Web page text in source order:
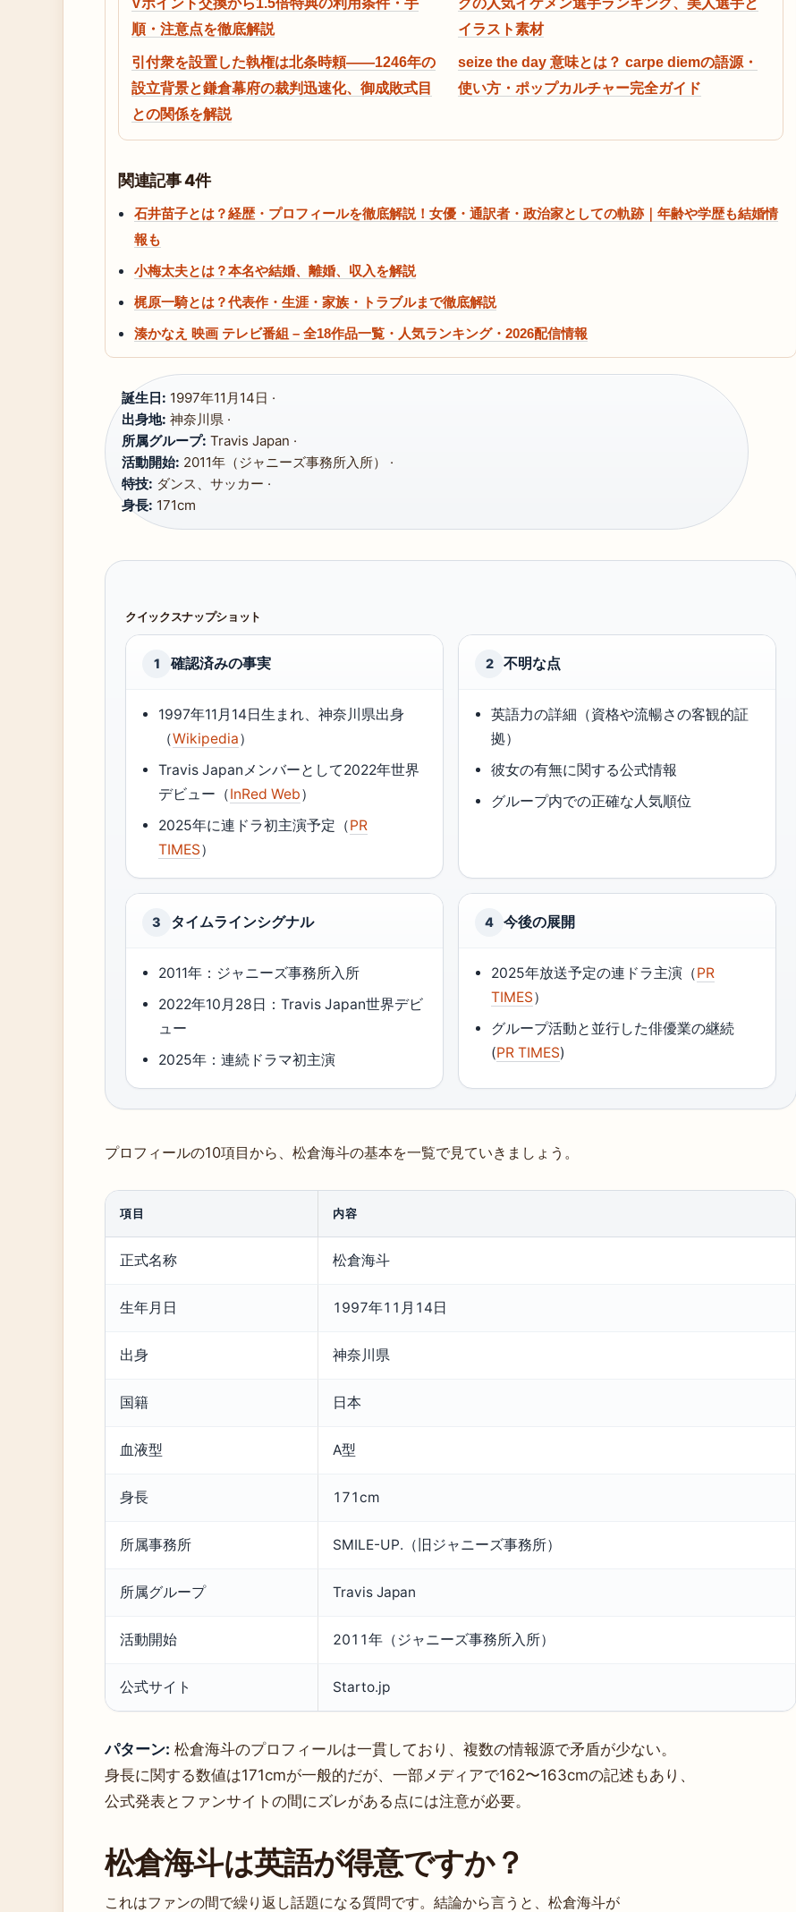
Vポイント交換から1.5倍特典の利用条件・手
順・注意点を徹底解説
グの人気イケメン選手ランキング、美人選手と
イラスト素材
引付衆を設置した執権は北条時頼——1246年の
設立背景と鎌倉幕府の裁判迅速化、御成敗式目
との関係を解説
seize the day 意味とは？ carpe diemの語源・
使い方・ポップカルチャー完全ガイド
関連記事 4件
石井苗子とは？経歴・プロフィールを徹底解説！女優・通訳者・政治家としての軌跡｜年齢や学歴も結婚情
報も
小梅太夫とは？本名や結婚、離婚、収入を解説
梶原一騎とは？代表作・生涯・家族・トラブルまで徹底解説
湊かなえ 映画 テレビ番組 – 全18作品一覧・人気ランキング・2026配信情報
誕生日: 1997年11月14日 ·
出身地: 神奈川県 ·
所属グループ: Travis Japan ·
活動開始: 2011年（ジャニーズ事務所入所） ·
特技: ダンス、サッカー ·
身長: 171cm
クイックスナップショット
1 確認済みの事実
1997年11月14日生まれ、神奈川県出身
（Wikipedia）
Travis Japanメンバーとして2022年世界
デビュー（InRed Web）
2025年に連ドラ初主演予定（PR
TIMES）
2 不明な点
英語力の詳細（資格や流暢さの客観的証
拠）
彼女の有無に関する公式情報
グループ内での正確な人気順位
3 タイムラインシグナル
2011年：ジャニーズ事務所入所
2022年10月28日：Travis Japan世界デビ
ュー
2025年：連続ドラマ初主演
4 今後の展開
2025年放送予定の連ドラ主演（PR
TIMES）
グループ活動と並行した俳優業の継続
(PR TIMES)
プロフィールの10項目から、松倉海斗の基本を一覧で見ていきましょう。
項目 内容
正式名称 松倉海斗
生年月日 1997年11月14日
出身 神奈川県
国籍 日本
血液型 A型
身長 171cm
所属事務所 SMILE-UP.（旧ジャニーズ事務所）
所属グループ Travis Japan
活動開始 2011年（ジャニーズ事務所入所）
公式サイト Starto.jp
パターン: 松倉海斗のプロフィールは一貫しており、複数の情報源で矛盾が少ない。
身長に関する数値は171cmが一般的だが、一部メディアで162〜163cmの記述もあり、
公式発表とファンサイトの間にズレがある点には注意が必要。
松倉海斗は英語が得意ですか？
これはファンの間で繰り返し話題になる質問です。結論から言うと、松倉海斗が